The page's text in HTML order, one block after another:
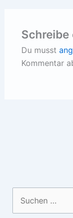
Schreibe
Du musst
Kommentar
nach: